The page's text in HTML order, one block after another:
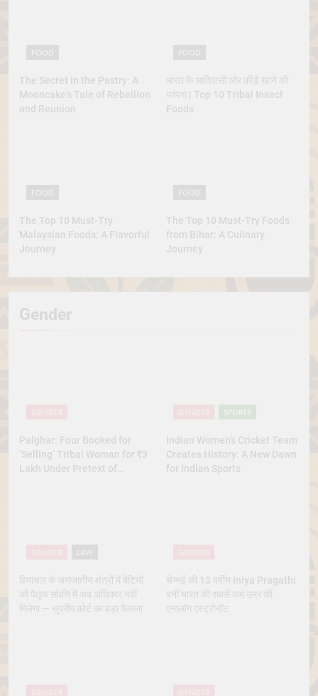
The Secret in the Pastry: A
Mooncake’s Tale of Rebellion
and Reunion
भारत के आदिवासी और कीड़े खाने की
परंपरा | Top 10 Tribal Insect
Foods
The Top 10 Must-Try
Malaysian Foods: A Flavorful
Journey
The Top 10 Must-Try Foods
from Bihar: A Culinary
Journey
Gender
Palghar: Four Booked for
‘Selling’ Tribal Woman for ₹3
Lakh Under Pretext of
SPORTS
Indian Women’s Cricket Team
Creates History: A New Dawn
for Indian Sports
हिमाचल के जनजातीय क्षेत्रों में बेटियों
को पैतृक संपत्ति में अब अधिकार नहीं
मिलेगा — सुप्रीम कोर्ट का बड़ा फैसला
चेन्नई की 13 वर्षीय Iniya Pragathi
बनीं भारत की सबसे कम उम्र की
एनालॉग एस्ट्रोनॉट